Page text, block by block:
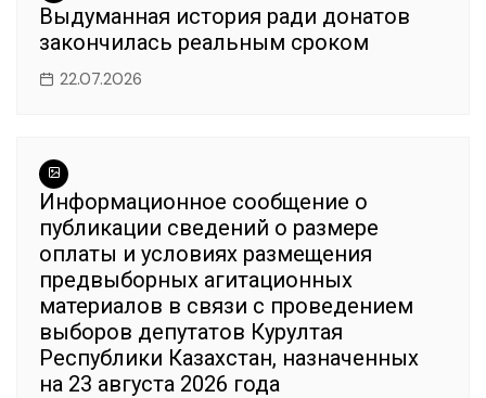
Выдуманная история ради донатов
закончилась реальным сроком
22.07.2026
Информационное сообщение о
публикации сведений о размере
оплаты и условиях размещения
предвыборных агитационных
материалов в связи с проведением
выборов депутатов Курултая
Республики Казахстан, назначенных
на 23 августа 2026 года